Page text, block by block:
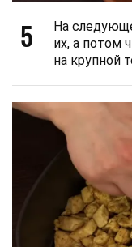
5
На
их, а потом
на крупной